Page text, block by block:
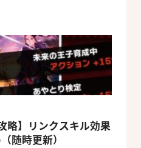
略】リンクスキル効果
随時更新）